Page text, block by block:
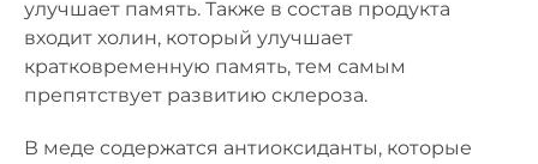
улучшает память. Также в состав продукта
входит холин, который улучшает
кратковременную память, тем самым
препятствует развитию склероза.
В меде содержатся антиоксиданты, которые